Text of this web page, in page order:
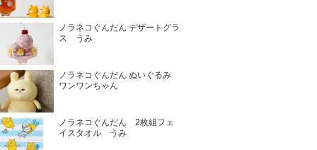
ノラネコぐんだん デザートグラ
ス うみ
ノラネコぐんだん ぬいぐるみ
ワンワンちゃん
ノラネコぐんだん 2枚組フェ
イスタオル うみ